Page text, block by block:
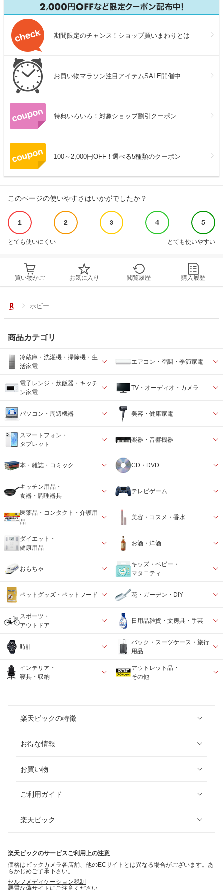
期間限定のチャンス！ショップ買いまわりとは
お買い物マラソン注目アイテムSALE開催中
特典いろいろ！対象ショップ割引クーポン
100～2,000円OFF！選べる5種類のクーポン
このページの使いやすさはいかがでしたか？
1 2 3 4 5
とても使いにくい とても使いやすい
買い物かご お気に入り 閲覧履歴 購入履歴
ホビー
商品カテゴリ
冷蔵庫・洗濯機・掃除機・生
活家電
エアコン・空調・季節家電
電子レンジ・炊飯器・キッチ
ン家電
TV・オーディオ・カメラ
パソコン・周辺機器 美容・健康家電
スマートフォン・
タブレット
楽器・音響機器
本・雑誌・コミック CD・DVD
キッチン用品・
食器・調理器具
テレビゲーム
医薬品・コンタクト・介護用
品
美容・コスメ・香水
ダイエット・
健康用品
お酒・洋酒
おもちゃ
キッズ・ベビー・
マタニティ
ペットグッズ・ペットフード 花・ガーデン・DIY
スポーツ・
アウトドア
日用品雑貨・文房具・手芸
時計
バック・スーツケース・旅行
用品
インテリア・
寝具・収納
アウトレット品・
その他
楽天ビックの特徴
お得な情報
お買い物
ご利用ガイド
楽天ビック
楽天ビックのサービスご利用上の注意
価格はビックカメラ各店舗、他のECサイトとは異なる場合がございます。あ
らかじめご了承下さい。
セルフメディケーション税制
悪質な偽サイトにご注意ください